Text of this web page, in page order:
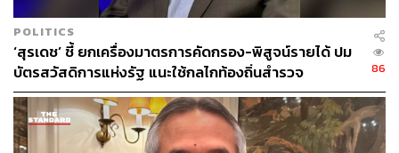
POLITICS
‘สุรเดช’ ชี้ ยกเครื่องมาตรการคัดกรอง-พิสูจน์รายได้ ปม
บัตรสวัสดิการแห่งรัฐ แนะใช้กลไกท้องถิ่นสำรวจ
86